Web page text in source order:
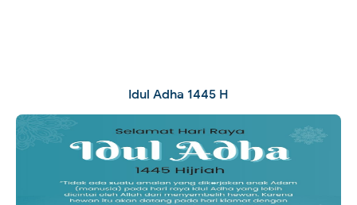
Idul Adha 1445 H